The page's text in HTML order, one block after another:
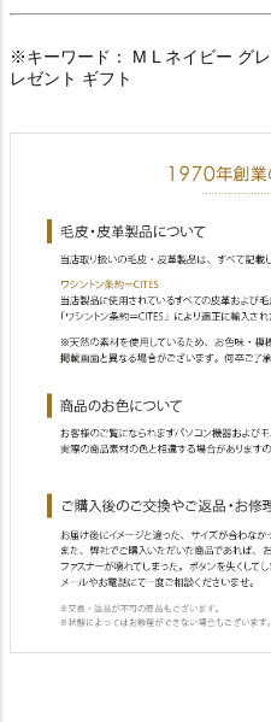
※キーワード： M L ネイビー グ
レゼント ギフト